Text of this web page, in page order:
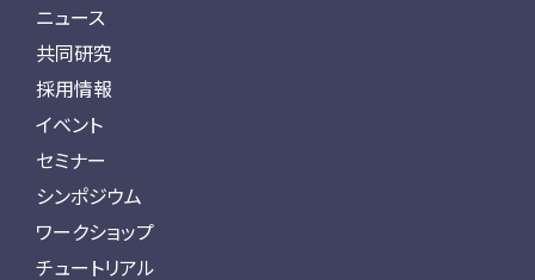
ニュース
共同研究
採用情報
イベント
セミナー
シンポジウム
ワークショップ
チュートリアル